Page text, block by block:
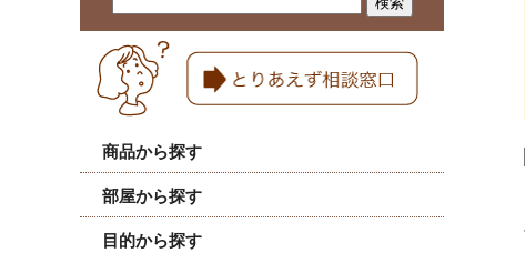
商品から探す
部屋から探す
目的から探す